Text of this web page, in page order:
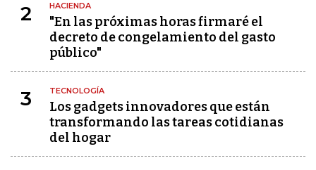
2 HACIENDA
"En las próximas horas firmaré el
decreto de congelamiento del gasto
público"
3 TECNOLOGÍA
Los gadgets innovadores que están
transformando las tareas cotidianas
del hogar